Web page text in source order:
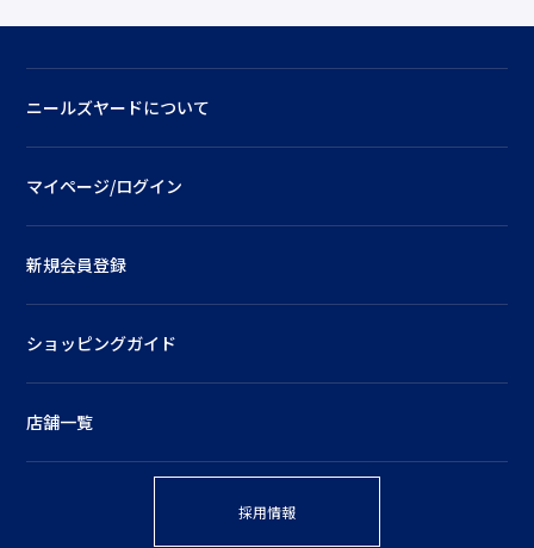
ニールズヤードについて
マイページ/ログイン
新規会員登録
ショッピングガイド
店舗一覧
採用情報